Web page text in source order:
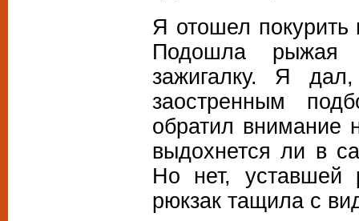
Я отошел покурить
Подошла рыжая
зажигалку. Я
заостренным
обратил внимание
выдохнется ли в
Но нет, уставшей
рюкзак тащила с